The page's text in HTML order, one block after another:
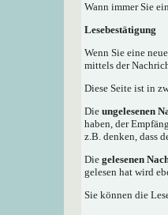
Wann immer Sie
Lesebestätigung
Wenn Sie eine
mittels der
Diese Seite ist in
Die ungelesenen
haben, der
z.B. denken, dass
Die gelesenen
gelesen hat wird
Sie können die